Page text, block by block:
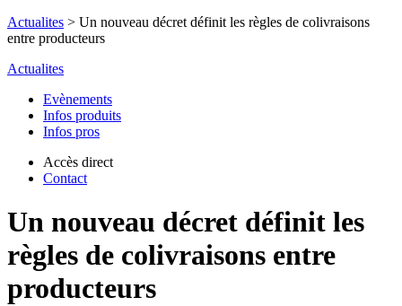
Actualites > Un nouveau décret définit les règles de colivraisons
entre producteurs
Actualites
Evènements
Infos produits
Infos pros
Accès direct
Contact
Un nouveau décret définit les
règles de colivraisons entre
producteurs